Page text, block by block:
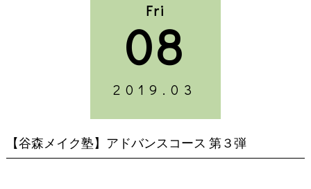
北大路店
mokara bridal etc.
モカラ
北大路店
モカラ
STYLE
ORIGINALITY
Fri
08
2019.03
【谷森メイク塾】アドバンスコース 第３弾